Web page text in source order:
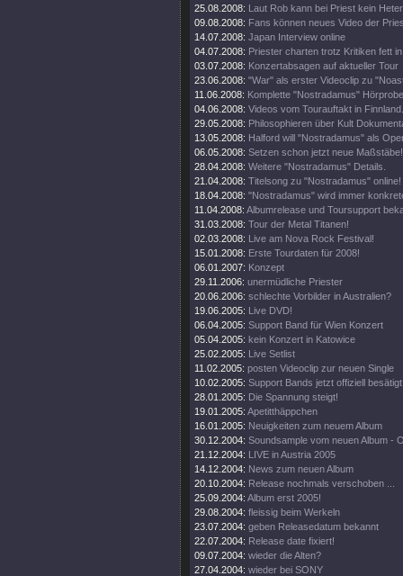
25.08.2008: Laut Rob kann bei Priest kein
09.08.2008: Fans können neues Video der
14.07.2008: Japan Interview online
04.07.2008: Priester charten trotz Kritiken fett
03.07.2008: Konzertabsagen auf aktueller Tour
23.06.2008: "War" als erster Videoclip zu
11.06.2008: Komplette "Nostradamus"
04.06.2008: Videos vom Tourauftakt in Finnland.
29.05.2008: Philosophieren über Kult
13.05.2008: Halford will "Nostradamus" als
06.05.2008: Setzen schon jetzt neue Maßstäbe!
28.04.2008: Weitere "Nostradamus" Details.
21.04.2008: Titelsong zu "Nostradamus" online!
18.04.2008: "Nostradamus" wird immer
11.04.2008: Albumrelease und Toursupport
31.03.2008: Tour der Metal Titanen!
02.03.2008: Live am Nova Rock Festival!
15.01.2008: Erste Tourdaten für 2008!
06.01.2007: Konzept
29.11.2006: unermüdliche Priester
20.06.2006: schlechte Vorbilder in Australien?
19.06.2005: Live DVD!
06.04.2005: Support Band für Wien Konzert
05.04.2005: kein Konzert in Katowice
25.02.2005: Live Setlist
11.02.2005: posten Videoclip zur neuen Single
10.02.2005: Support Bands jetzt offiziell besätigt
28.01.2005: Die Spannung steigt!
19.01.2005: Apetitthäppchen
16.01.2005: Neuigkeiten zum neuem Album
30.12.2004: Soundsample vom neuen Album -
21.12.2004: LIVE in Austria 2005
14.12.2004: News zum neuen Album
20.10.2004: Release nochmals verschoben ...
25.09.2004: Album erst 2005!
29.08.2004: fleissig beim Werkeln
23.07.2004: geben Releasedatum bekannt
22.07.2004: Release date fixiert!
09.07.2004: wieder die Alten?
27.04.2004: wieder bei SONY